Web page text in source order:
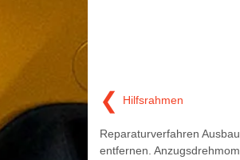
❮ Hilfsrahmen
Reparaturverfahren
entfernen.